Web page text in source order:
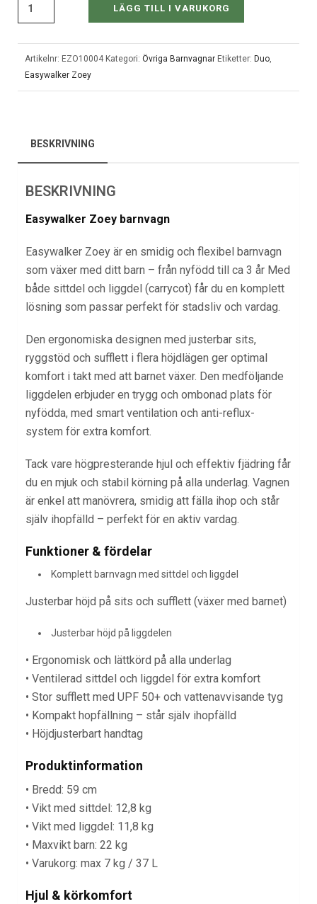
LÄGG TILL I VARUKORG
Artikelnr: EZO10004 Kategori: Övriga Barnvagnar Etiketter: Duo,
Easywalker Zoey
BESKRIVNING
BESKRIVNING
Easywalker Zoey barnvagn
Easywalker Zoey är en smidig och flexibel barnvagn
som växer med ditt barn – från nyfödd till ca 3 år Med
både sittdel och liggdel (carrycot) får du en komplett
lösning som passar perfekt för stadsliv och vardag.
Den ergonomiska designen med justerbar sits,
ryggstöd och sufflett i flera höjdlägen ger optimal
komfort i takt med att barnet växer. Den medföljande
liggdelen erbjuder en trygg och ombonad plats för
nyfödda, med smart ventilation och anti-reflux-
system för extra komfort.
Tack vare högpresterande hjul och effektiv fjädring får
du en mjuk och stabil körning på alla underlag. Vagnen
är enkel att manövrera, smidig att fälla ihop och står
själv ihopfälld – perfekt för en aktiv vardag.
Funktioner & fördelar
Komplett barnvagn med sittdel och liggdel
Justerbar höjd på sits och sufflett (växer med barnet)
Justerbar höjd på liggdelen
• Ergonomisk och lättkörd på alla underlag
• Ventilerad sittdel och liggdel för extra komfort
• Stor sufflett med UPF 50+ och vattenavvisande tyg
• Kompakt hopfällning – står själv ihopfälld
• Höjdjusterbart handtag
Produktinformation
• Bredd: 59 cm
• Vikt med sittdel: 12,8 kg
• Vikt med liggdel: 11,8 kg
• Maxvikt barn: 22 kg
• Varukorg: max 7 kg / 37 L
Hjul & körkomfort